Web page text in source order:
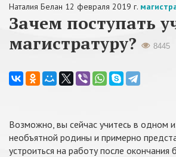
Наталия Белан 12 февраля 2019 г.
Зачем поступать
магистратуру?
8445
Возможно, вы сейчас учитесь в одном
необъятной родины и примерно
устроиться на работу после окончания